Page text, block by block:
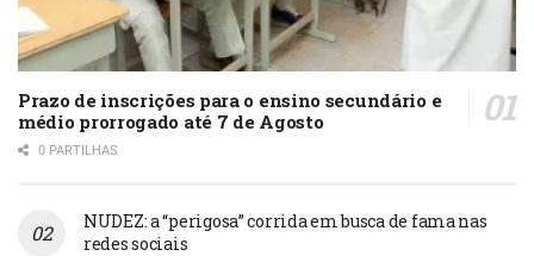
Prazo de inscrições para o ensino secundário e
médio prorrogado até 7 de Agosto
0 PARTILHAS
NUDEZ: a “perigosa” corrida em busca de fama nas
redes sociais